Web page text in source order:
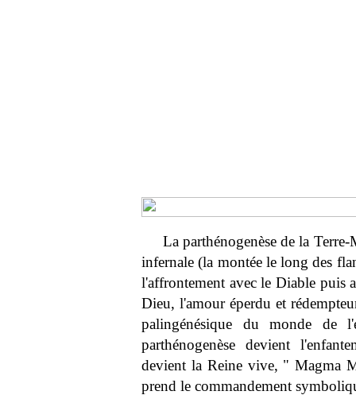
La parthénogenèse de la
infernale (la montée le long des
l'affrontement avec le Diable puis
Dieu, l'amour éperdu et
palingénésique du monde de
parthénogenèse devient
devient la Reine vive, " Magma
prend le commandement